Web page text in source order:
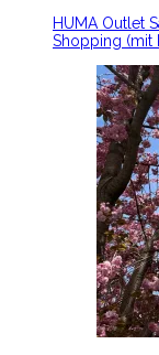
HUMA Outlet
Shopping (mit